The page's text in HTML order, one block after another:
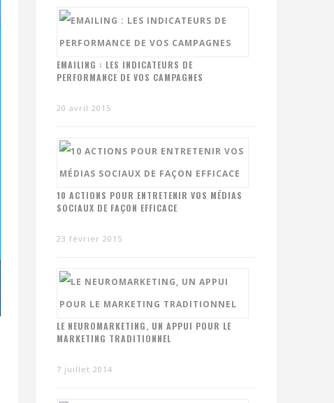
EMAILING : LES INDICATEURS DE
PERFORMANCE DE VOS CAMPAGNES
20 avril 2015
10 ACTIONS POUR ENTRETENIR VOS MÉDIAS
SOCIAUX DE FAÇON EFFICACE
23 février 2015
LE NEUROMARKETING, UN APPUI POUR LE
MARKETING TRADITIONNEL
7 juillet 2014